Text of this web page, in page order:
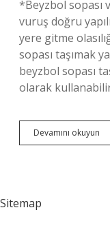
*Beyzbol sopası
vuruş doğru
yere gitme
sopası taşımak
beyzbol sopası
olarak
Devamını okuyun
Sitemap